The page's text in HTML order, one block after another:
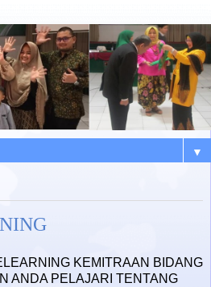
▼
KEMITRAAN BIDANG
ANDA PELAJARI TENTANG